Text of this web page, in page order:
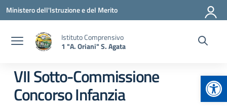
Vai ai contenuti
Vai al menu di navigazione
Vai al footer
Ministero dell'Istruzione e del Merito
Istituto Comprensivo
1 "A. Oriani" S. Agata
VII Sotto-Commissione
Concorso Infanzia